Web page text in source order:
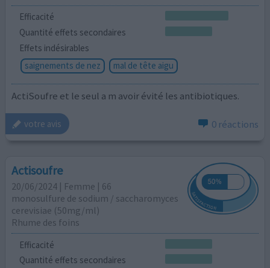
Efficacité
Quantité effets secondaires
Effets indésirables
saignements de nez
mal de tête aigu
ActiSoufre et le seul a m avoir évité les antibiotiques.
votre avis 0 réactions
Actisoufre
20/06/2024 | Femme | 66
monosulfure de sodium / saccharomyces
cerevisiae (50mg/ml)
Rhume des foins
Efficacité
Quantité effets secondaires